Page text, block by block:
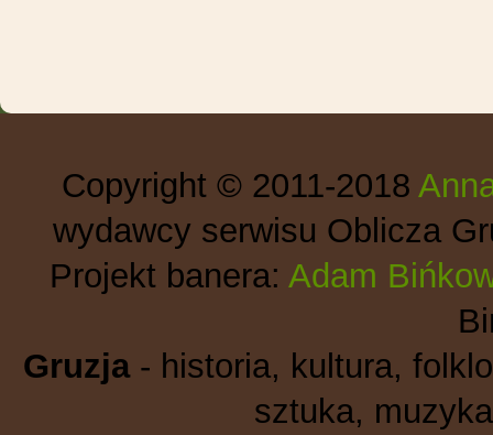
Copyright © 2011-2018
wydawcy serwisu Oblicza
Projekt banera: Adam
Gruzja- historia, kultura,
sztuka,